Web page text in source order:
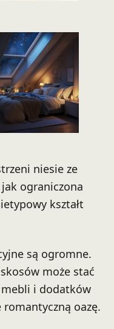
niesie ze
ograniczona
kształt
są ogromne.
może stać
i dodatków
oazę.